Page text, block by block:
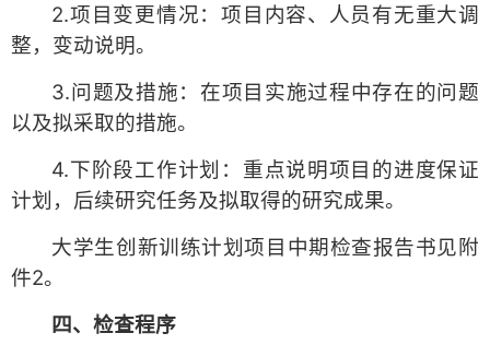
2.项目变更情况：项目内容、人员有无重大调
整，变动说明。
3.问题及措施：在项目实施过程中存在的问题
以及拟采取的措施。
4.下阶段工作计划：重点说明项目的进度保证
计划，后续研究任务及拟取得的研究成果。
大学生创新训练计划项目中期检查报告书见附
件2。
四、检查程序